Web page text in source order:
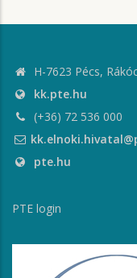
H-7623 Pécs,
kk.pte.hu
(+36) 72 536 000
pte.hu
PTE login